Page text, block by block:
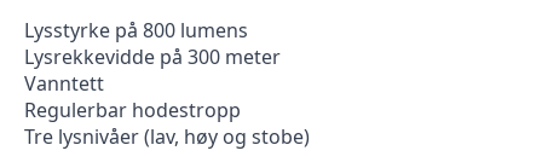
Lysstyrke på 800 lumens
Lysrekkevidde på 300 meter
Vanntett
Regulerbar hodestropp
Tre lysnivåer (lav, høy og stobe)